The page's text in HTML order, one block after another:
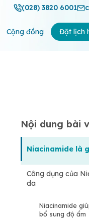
(028) 3820 6001
Cộng đồng Đặt lịch
Nội dung bài
Niacinamide là
Công dụng của
da
Niacinamide
bổ sung độ ẩm